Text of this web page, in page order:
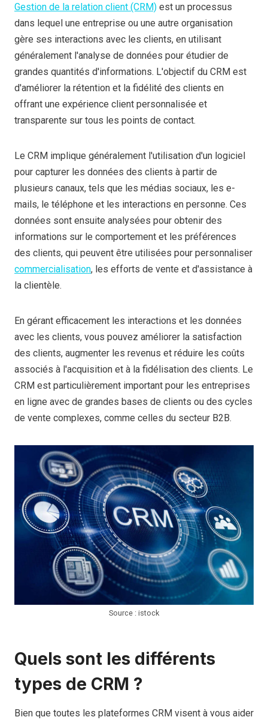
Gestion de la relation client (CRM) est un processus
dans lequel une entreprise ou une autre organisation
gère ses interactions avec les clients, en utilisant
généralement l'analyse de données pour étudier de
grandes quantités d'informations. L'objectif du CRM est
d'améliorer la rétention et la fidélité des clients en
offrant une expérience client personnalisée et
transparente sur tous les points de contact.
Le CRM implique généralement l'utilisation d'un logiciel
pour capturer les données des clients à partir de
plusieurs canaux, tels que les médias sociaux, les e-
mails, le téléphone et les interactions en personne. Ces
données sont ensuite analysées pour obtenir des
informations sur le comportement et les préférences
des clients, qui peuvent être utilisées pour personnaliser
commercialisation, les efforts de vente et d'assistance à
la clientèle.
En gérant efficacement les interactions et les données
avec les clients, vous pouvez améliorer la satisfaction
des clients, augmenter les revenus et réduire les coûts
associés à l'acquisition et à la fidélisation des clients. Le
CRM est particulièrement important pour les entreprises
en ligne avec de grandes bases de clients ou des cycles
de vente complexes, comme celles du secteur B2B.
Source : istock
Quels sont les différents
types de CRM ?
Bien que toutes les plateformes CRM visent à vous aider